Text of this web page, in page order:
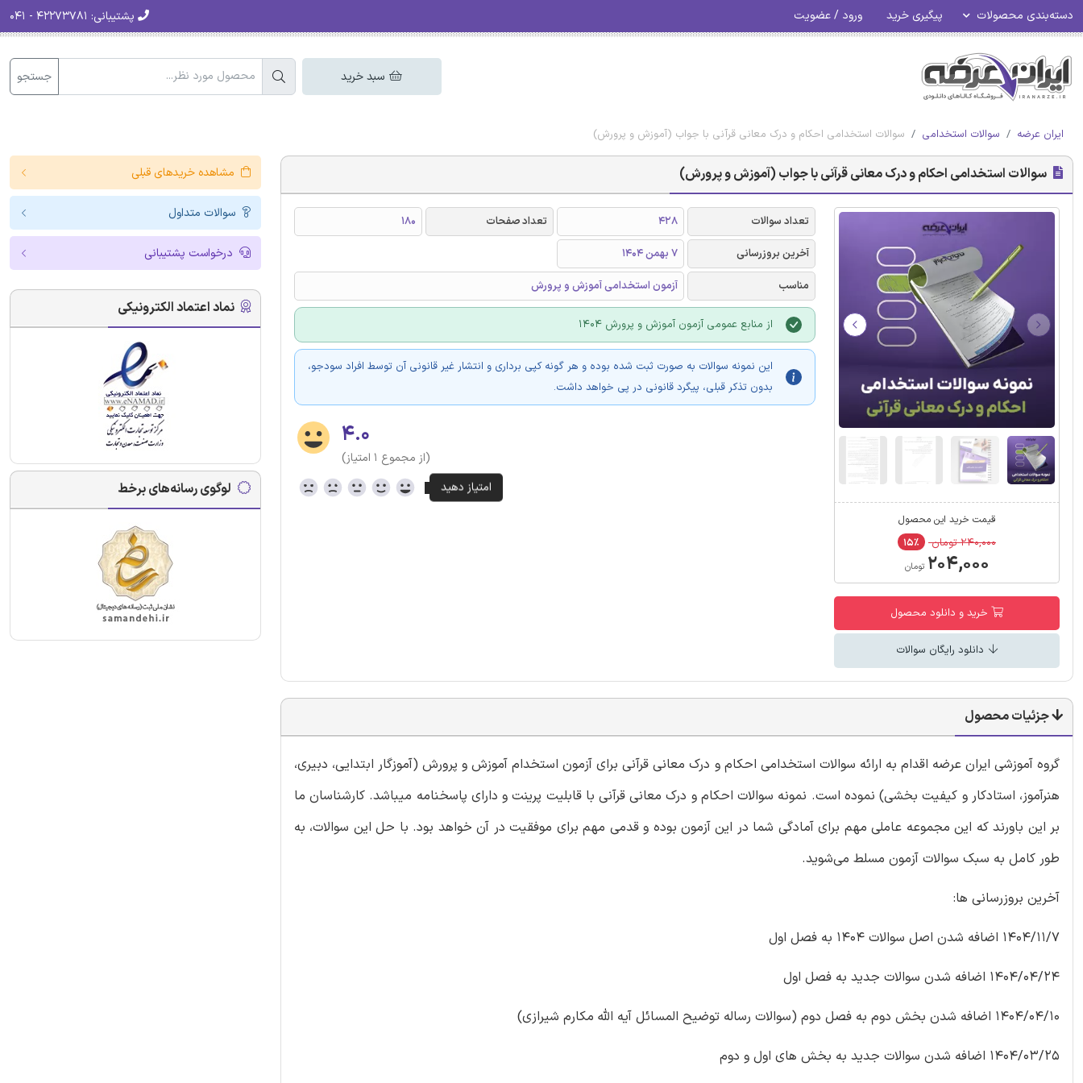
دسته‌بندی محصولات پیگیری خرید ورود / عضویت پشتیبانی:
سبد خرید جستجو
ایران عرضه سوالات استخدامی سوالات استخدامی احکام و درک معانی قرآنی با جواب (آموزش و پرورش)
سوالات استخدامی احکام و درک معانی قرآنی با جواب (آموزش و پرورش)
قیمت خرید این محصول
۲۴۰,۰۰۰ تومان ۱۵٪
۲۰۴,۰۰۰ تومان
خرید و دانلود محصول
دانلود رایگان سوالات
تعداد سوالات 428 تعداد صفحات
180
آخرین بروزرسانی
7 بهمن 1404
مناسب
آزمون استخدامی آموزش و پرورش
از منابع عمومی آزمون آموزش و پرورش 1404
این نمونه سوالات به صورت ثبت شده بوده و هر گونه کپی برداری و انتشار غیر قانونی آن توسط افراد سودجو،
بدون تذکر قبلی، پیگرد قانونی در پی خواهد داشت.
۴.۰
(از مجموع ۱ امتیاز)
جزئیات محصول
گروه آموزشی ایران عرضه اقدام به ارائه سوالات استخدامی احکام و درک معانی قرآنی برای آزمون استخدام آموزش و پرورش (آموزگار ابتدایی، دبیری،
هنرآموز، استادکار و کیفیت بخشی) نموده است. نمونه سوالات احکام و درک معانی قرآنی با قابلیت پرینت و دارای پاسخنامه میباشد. کارشناسان ما
بر این باورند که این مجموعه عاملی مهم برای آمادگی شما در این آزمون بوده و قدمی مهم برای موفقیت در آن خواهد بود. با حل این سوالات، به
طور کامل به سبک سوالات آزمون مسلط می‌شوید.
آخرین بروزرسانی ها:
1404/11/7 اضافه شدن اصل سوالات 1404 به فصل اول
1404/04/24 اضافه شدن سوالات جدید به فصل اول
1404/04/10 اضافه شدن بخش دوم به فصل دوم (سوالات رساله توضیح المسائل آیه الله مکارم شیرازی)
1404/03/25 اضافه شدن سوالات جدید به بخش های اول و دوم
مشاهده خریدهای قبلی
سوالات متداول
درخواست پشتیبانی
نماد اعتماد الکترونیکی
لوگوی رسانه‌های برخط